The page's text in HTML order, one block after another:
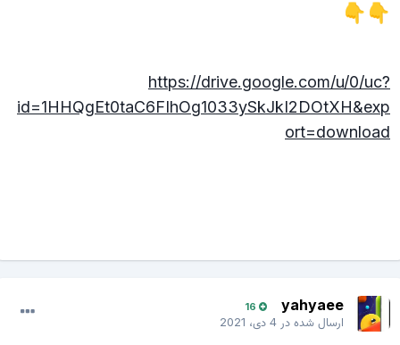
👇
👇
https://drive.google.com/u/0/uc?
id=1HHQgEt0taC6FIhOg1033ySkJkI2DOtXH&exp
ort=download
yahyaee
16
ارسال شده در4 دی، 2021